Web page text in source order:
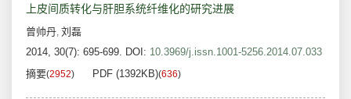
上皮间质转化与肝胆系统纤维化的研究进展
曾帅丹, 刘磊
2014, 30(7): 695-699. DOI: 10.3969/j.issn.1001-5256.2014.07.033
摘要(2952) PDF (1392KB)(636)